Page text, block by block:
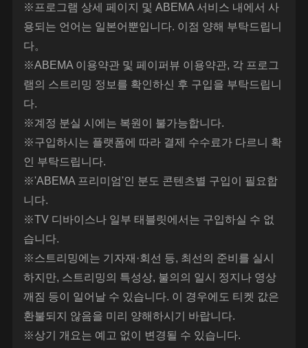
※프로그램 상세 페이지 및 ABEMA 서비스 내에서 사
용되는 언어는 일본어뿐입니다. 이점 양해 부탁드립니
다。
※ABEMA 이용약관 및 페이퍼뷰 이용약관, 각 프로그
램의 스트리밍 정보를 확인하신 후 구입을 부탁드립니
다.
※계정 분실 시에는 복원이 불가능합니다.
※구입하시는 플랫폼에 따라 결제 수수료가 다르니 확
인 부탁드립니다.
※'ABEMA 프리미엄'인 분도 콘텐츠별 구입이 필요합
니다.
※TV 디바이스나 일부 태블릿에서는 구입하실 수 없
습니다.
※스트리밍에는 기자재·회선 등, 최선의 준비를 실시
하지만, 스트리밍의 특성상, 불의의 일시 정지나 영상
깨짐 등이 일어날 수 있습니다. 이 경우에도 티켓 값은
환불되지 않음을 미리 양해하시기 바랍니다.
※상기 개요는 예고 없이 변경될 수 있습니다.